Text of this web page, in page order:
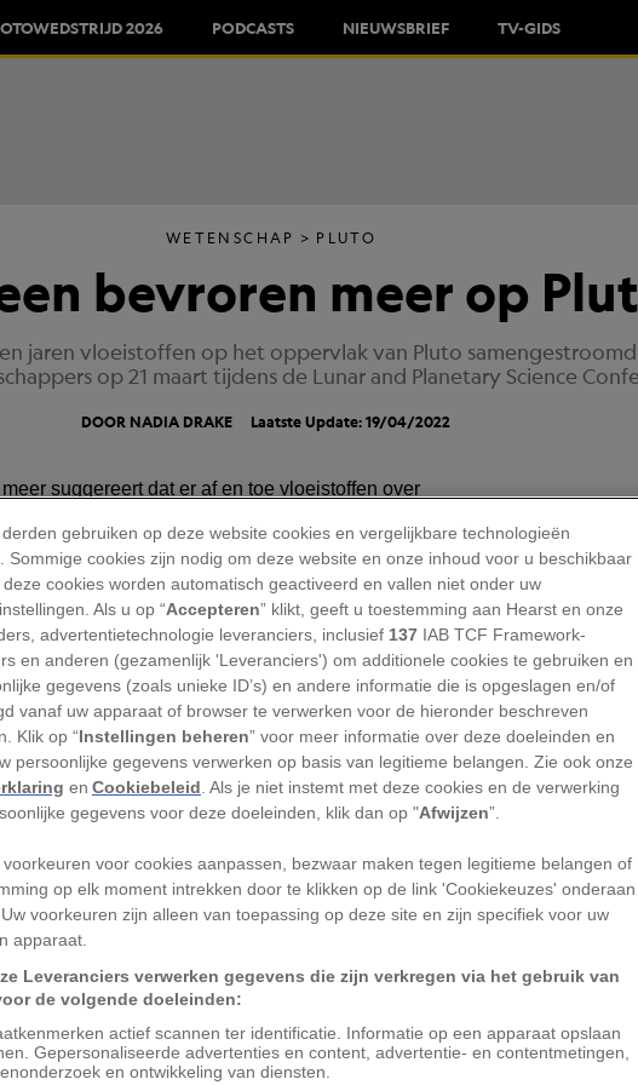
2026 PODCASTS NIEUWSBRIEF TV-GIDS
WETENSCHAP PLUTO
bevroren meer op
jaren vloeistoffen op het oppervlak van Pluto
op 21 maart tijdens de Lunar and Planetary Science
DOOR NADIA DRAKE Laatste Update: 19/04/2022
daadwerkelijk zijn geweest, vormt de
opPlutoeen raadselachtige kwestie. De
liggen immers ergens rond de
van NASA leert echter dat Pluto
is. “De onthullingen van de gegevens
Jim Green van NASA. “Ze hebben ons
het oppervlak van de dwerg af en toe
geval is. Een van de lijnen is
de atmosferische druk op de planeet
baan aflegt, terwijl de andere lijn
die door ruimtesonde New Horizons
het in juli 2015 Pluto passeerde.
gebruiken op deze website cookies en vergelijkbare technologieën
Sommige cookies zijn nodig om deze website en onze inhoud voor u beschikbaar
cookies worden automatisch geactiveerd en vallen niet onder uw
Als u op “Accepteren” klikt, geeft u toestemming aan Hearst en onze
advertentietechnologie leveranciers, inclusief 137 IAB TCF Framework-
en anderen (gezamenlijk 'Leveranciers') om additionele cookies te gebruiken en
gegevens (zoals unieke ID’s) en andere informatie die is opgeslagen en/of
vanaf uw apparaat of browser te verwerken voor de hieronder beschreven
Klik op “Instellingen beheren” voor meer informatie over deze doeleinden en
persoonlijke gegevens verwerken op basis van legitieme belangen. Zie ook onze
enCookiebeleid . Als je niet instemt met deze cookies en de verwerking
gegevens voor deze doeleinden, klik dan op "Afwijzen”.
voorkeuren voor cookies aanpassen, bezwaar maken tegen legitieme belangen of
op elk moment intrekken door te klikken op de link 'Cookiekeuzes' onderaan
voorkeuren zijn alleen van toepassing op deze site en zijn specifiek voor uw
apparaat.
Leveranciers verwerken gegevens die zijn verkregen via het gebruik van
de volgende doeleinden:
actief scannen ter identificatie. Informatie op een apparaat opslaan
Gepersonaliseerde advertenties en content, advertentie- en contentmetingen,
en ontwikkeling van diensten.